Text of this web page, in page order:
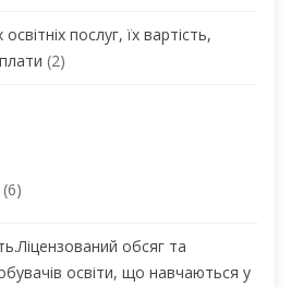
послуг, їх вартість,
(2)
(6)
обсяг та
освіти, що навчаються у